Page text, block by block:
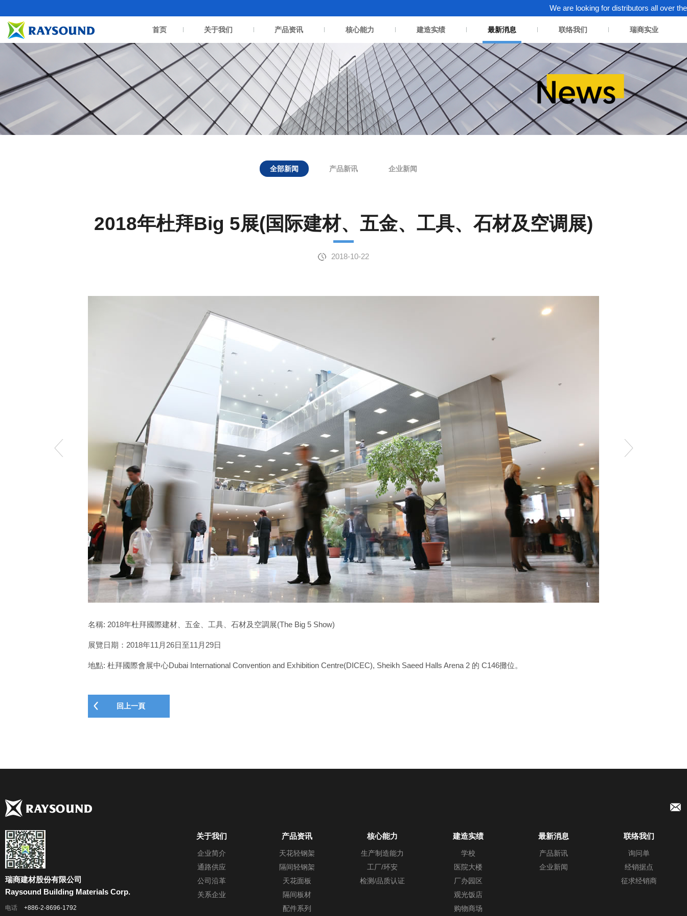
We are looking for distributors all over the
首页 关于我们 产品资讯 核心能力 建造实绩 最新消息 联络我们 瑞商实业
全部新闻 产品新讯 企业新闻
2018年杜拜Big 5展(国际建材、五金、工具、石材及空调展)
2018-10-22
名稱: 2018年杜拜國際建材、五金、工具、石材及空調展(The Big 5 Show)
展覽日期：2018年11月26日至11月29日
地點: 杜拜國際會展中心Dubai International Convention and Exhibition Centre(DICEC), Sheikh Saeed Halls Arena 2 的 C146攤位。
回上一頁
瑞商建材股份有限公司
Raysound Building Materials Corp.
电话 +886-2-8696-1792
关于我们
企业简介
通路供应
公司沿革
关系企业
产品资讯
天花轻钢架
隔间轻钢架
天花面板
隔间板材
配件系列
核心能力
生产制造能力
工厂/环安
检测/品质认证
建造实绩
学校
医院大楼
厂办园区
观光饭店
购物商场
最新消息
产品新讯
企业新闻
联络我们
询问单
经销据点
征求经销商